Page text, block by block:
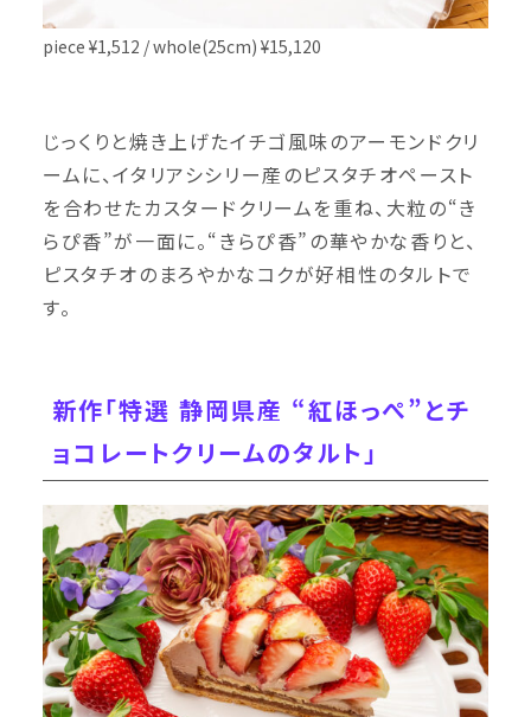
piece ¥1,512 / whole(25cm) ¥15,120
じっくりと焼き上げたイチゴ風味のアーモンドクリ
ームに、イタリアシシリー産のピスタチオペースト
を合わせたカスタードクリームを重ね、大粒の“き
らぴ香”が一面に。“きらぴ香”の華やかな香りと、
ピスタチオのまろやかなコクが好相性のタルトで
す。
新作「特選 静岡県産 “紅ほっぺ”とチ
ョコレートクリームのタルト」